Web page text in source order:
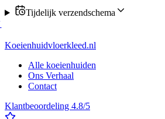
Tijdelijk verzendschema
nu verzending op maandag of donderdag
Koeienhuidvloerkleed.nl
Alle koeienhuiden
Ons Verhaal
Contact
Klantbeoordeling 4.8/5